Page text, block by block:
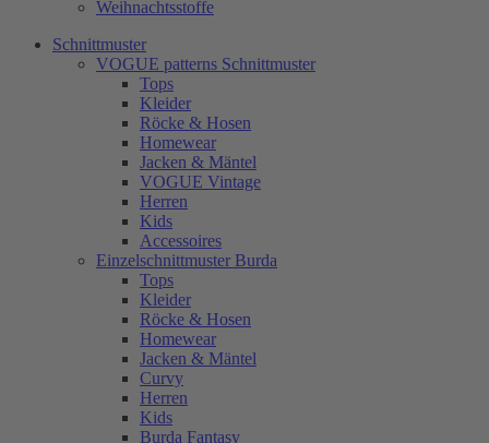
Weihnachtsstoffe
Schnittmuster
VOGUE patterns Schnittmuster
Tops
Kleider
Röcke & Hosen
Homewear
Jacken & Mäntel
VOGUE Vintage
Herren
Kids
Accessoires
Einzelschnittmuster Burda
Tops
Kleider
Röcke & Hosen
Homewear
Jacken & Mäntel
Curvy
Herren
Kids
Burda Fantasy